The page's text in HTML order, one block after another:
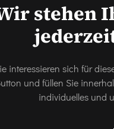
stehen
interessieren sich für
und füllen Sie
individuelles und